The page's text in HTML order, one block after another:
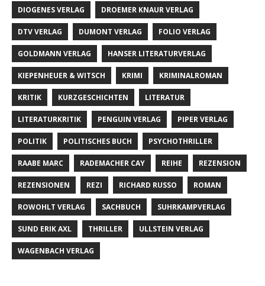
DIOGENES VERLAG DROEMER KNAUR VERLAG
DTV VERLAG DUMONT VERLAG FOLIO VERLAG
GOLDMANN VERLAG HANSER LITERATURVERLAG
KIEPENHEUER & WITSCH KRIMI KRIMINALROMAN
KRITIK KURZGESCHICHTEN LITERATUR
LITERATURKRITIK PENGUIN VERLAG PIPER VERLAG
POLITIK POLITISCHES BUCH PSYCHOTHRILLER
RAABE MARC RADEMACHER CAY REIHE REZENSION
REZENSIONEN REZI RICHARD RUSSO ROMAN
ROWOHLT VERLAG SACHBUCH SUHRKAMPVERLAG
SUND ERIK AXL THRILLER ULLSTEIN VERLAG
WAGENBACH VERLAG